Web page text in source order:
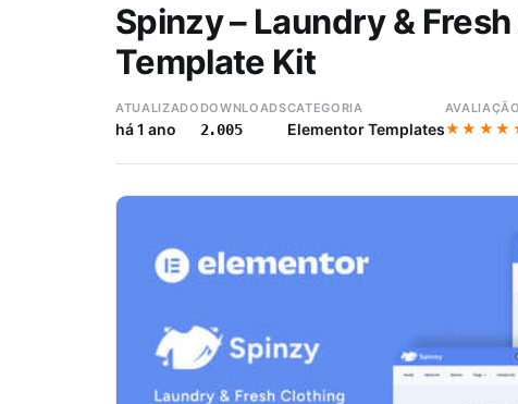
Spinzy – Laundry &
Template Kit
ATUALIZADO
há 1 ano
DOWNLOADS
2.005
CATEGORIA
Elementor Templates
AVALIAÇÃO